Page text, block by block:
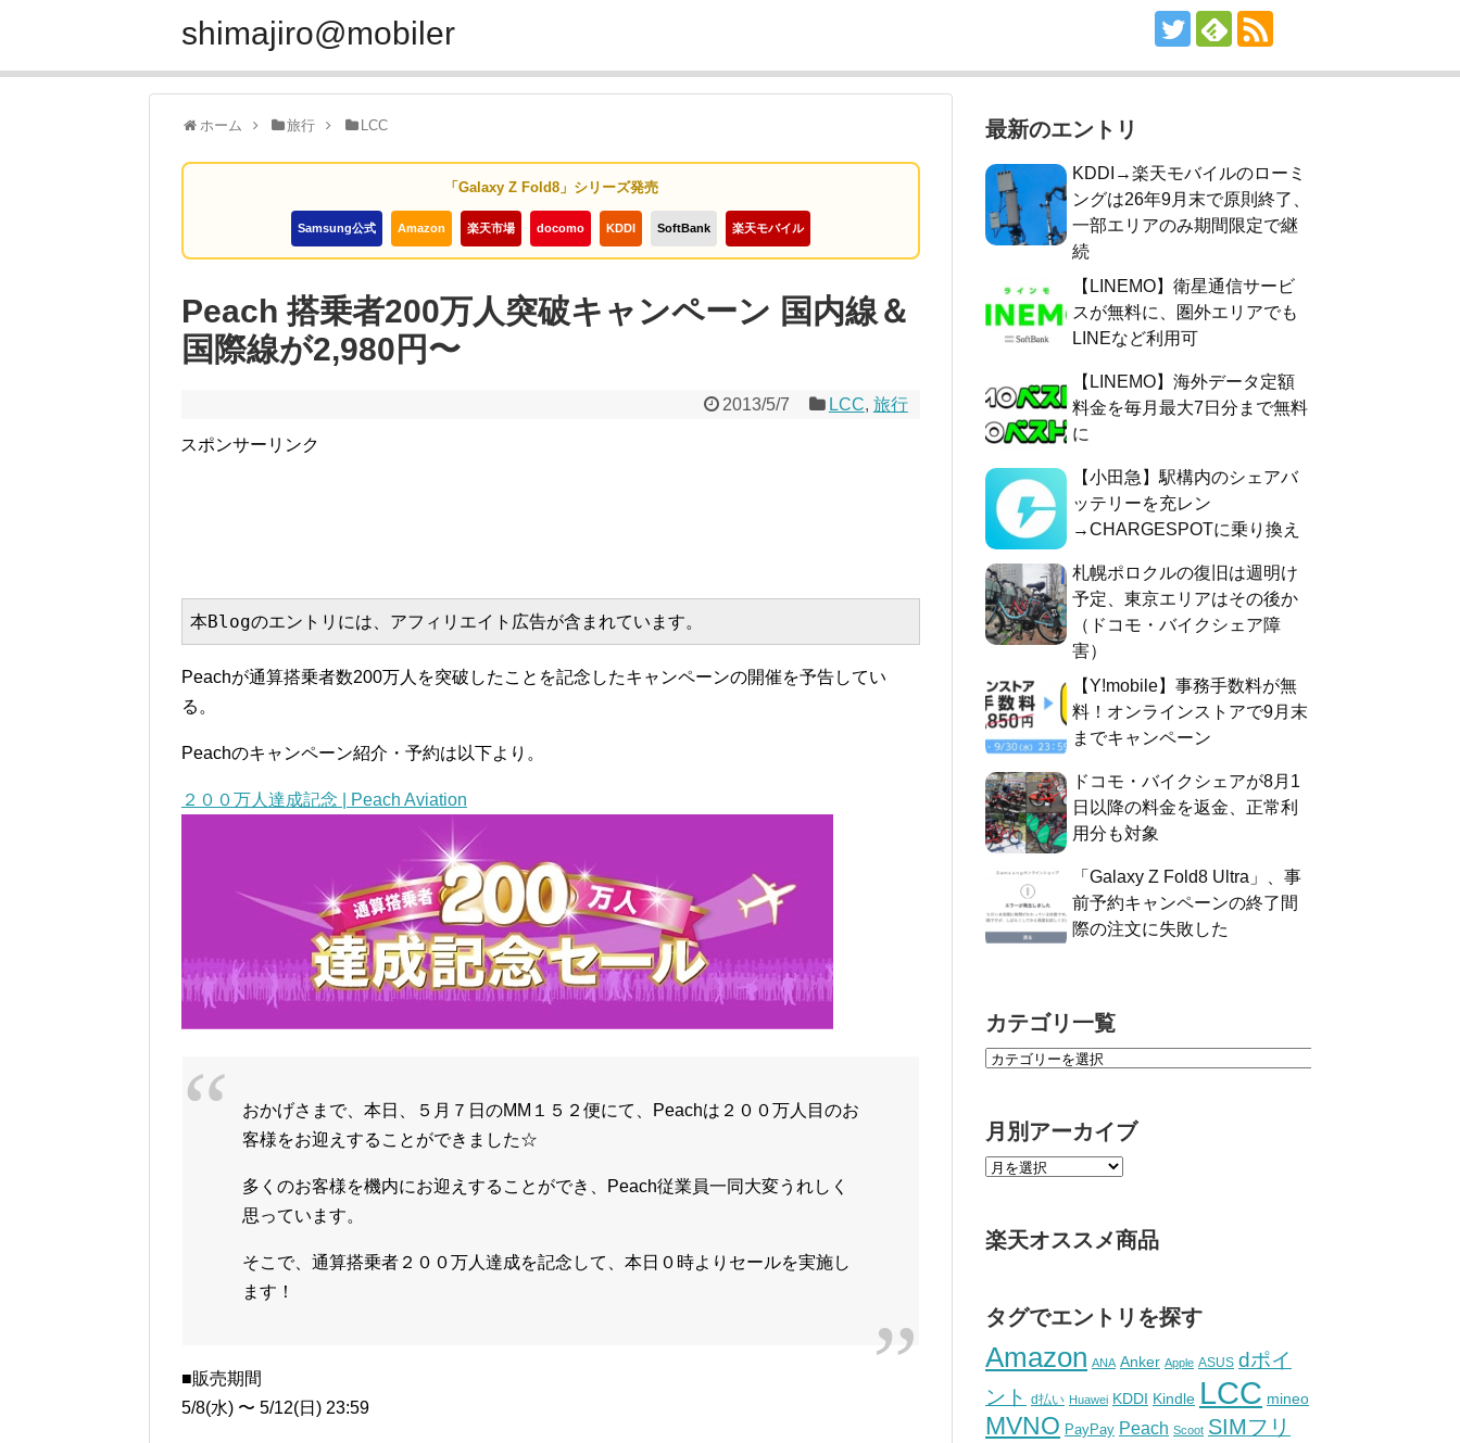
shimajiro@mobiler
ホーム 旅行 LCC
「Galaxy Z Fold8」シリーズ発売
Samsung公式 Amazon 楽天市場 docomo KDDI SoftBank 楽天モバイル
Peach 搭乗者200万人突破キャンペーン 国内線＆
国際線が2,980円〜
2013/5/7 LCC, 旅行
スポンサーリンク
本Blogのエントリには、アフィリエイト広告が含まれています。
Peachが通算搭乗者数200万人を突破したことを記念したキャンペーンの開催を予告してい
る。
Peachのキャンペーン紹介・予約は以下より。
２００万人達成記念 | Peach Aviation
おかげさまで、本日、５月７日のMM１５２便にて、Peachは２００万人目のお
客様をお迎えすることができました☆
多くのお客様を機内にお迎えすることができ、Peach従業員一同大変うれしく
思っています。
そこで、通算搭乗者２００万人達成を記念して、本日０時よりセールを実施し
ます！
■販売期間
5/8(水) 〜 5/12(日) 23:59
最新のエントリ
KDDI→楽天モバイルのローミ
ングは26年9月末で原則終了、
一部エリアのみ期間限定で継
続
【LINEMO】衛星通信サービ
スが無料に、圏外エリアでも
LINEなど利用可
【LINEMO】海外データ定額
料金を毎月最大7日分まで無料
に
【小田急】駅構内のシェアバ
ッテリーを充レン
→CHARGESPOTに乗り換え
札幌ポロクルの復旧は週明け
予定、東京エリアはその後か
（ドコモ・バイクシェア障
害）
【Y!mobile】事務手数料が無
料！オンラインストアで9月末
までキャンペーン
ドコモ・バイクシェアが8月1
日以降の料金を返金、正常利
用分も対象
「Galaxy Z Fold8 Ultra」、事
前予約キャンペーンの終了間
際の注文に失敗した
カテゴリ一覧
月別アーカイブ
楽天オススメ商品
タグでエントリを探す
Amazon ANA Anker Apple ASUS dポイ
ント
d払い Huawei KDDI Kindle LCC mineo
MVNO PayPay Peach Scoot SIMフリ